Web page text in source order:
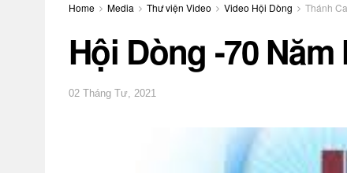
Home Media Thư viện Video Video Hội Dòng Thánh Ca
Hội Dòng -70
02 Tháng Tư, 2021